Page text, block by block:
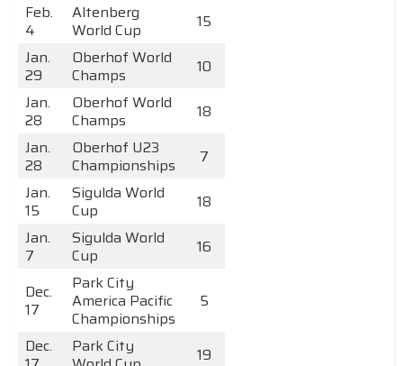
Feb.
4
Altenberg
World Cup
15
Jan.
29
Oberhof World
Champs
10
Jan.
28
Oberhof World
Champs
18
Jan.
28
Oberhof U23
Championships
7
Jan.
15
Sigulda World
Cup
18
Jan.
7
Sigulda World
Cup
16
Dec.
17
Park City
America Pacific
Championships
5
Dec.
Park City
19